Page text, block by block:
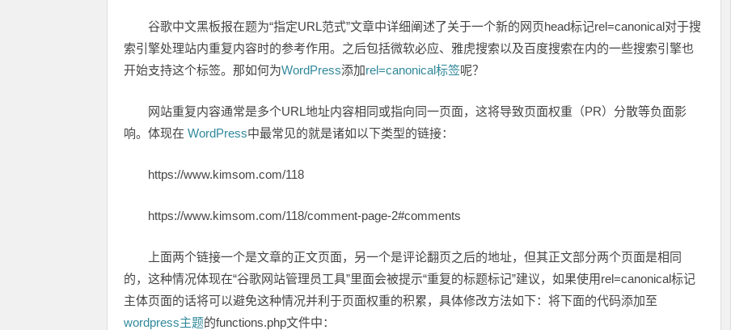
谷歌中文黑板报在题为“指定URL范式”文章中详细阐述了关于一个新的网页head标记rel=canonical对于搜
索引擎处理站内重复内容时的参考作用。之后包括微软必应、雅虎搜索以及百度搜索在内的一些搜索引擎也
开始支持这个标签。那如何为WordPress添加rel=canonical标签呢？
网站重复内容通常是多个URL地址内容相同或指向同一页面，这将导致页面权重（PR）分散等负面影
响。体现在 WordPress中最常见的就是诸如以下类型的链接：
https://www.kimsom.com/118
https://www.kimsom.com/118/comment-page-2#comments
上面两个链接一个是文章的正文页面，另一个是评论翻页之后的地址，但其正文部分两个页面是相同
的，这种情况体现在“谷歌网站管理员工具”里面会被提示“重复的标题标记”建议，如果使用rel=canonical标记
主体页面的话将可以避免这种情况并利于页面权重的积累，具体修改方法如下：将下面的代码添加至
wordpress主题的functions.php文件中：